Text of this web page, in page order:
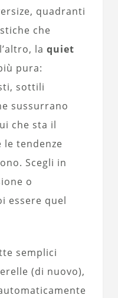
quadranti
che
la quiet
pura:
sottili
sussurrano
che sta il
tendenze
Scegli in
o
essere quel
semplici
(di nuovo),